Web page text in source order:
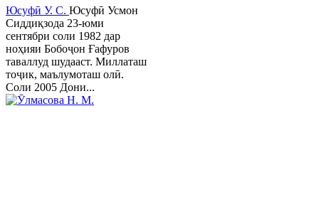
Юсуфӣ У. C. Юсуфӣ Усмон
Сиддиқзода 23-юми
сентябри соли 1982 дар
ноҳияи Бобоҷон Ғафуров
таваллуд шудааст. Миллаташ
тоҷик, маълумоташ олӣ.
Соли 2005 Дони...